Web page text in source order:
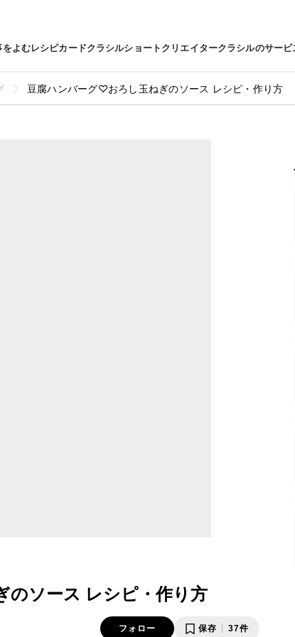
をよむレシピカードクラシルショートクリエイタークラシルのサービ
豆腐ハンバーグ♡おろし玉ねぎのソース レシピ・作り方
ソース レシピ・作り方
フォロー 保存 37件